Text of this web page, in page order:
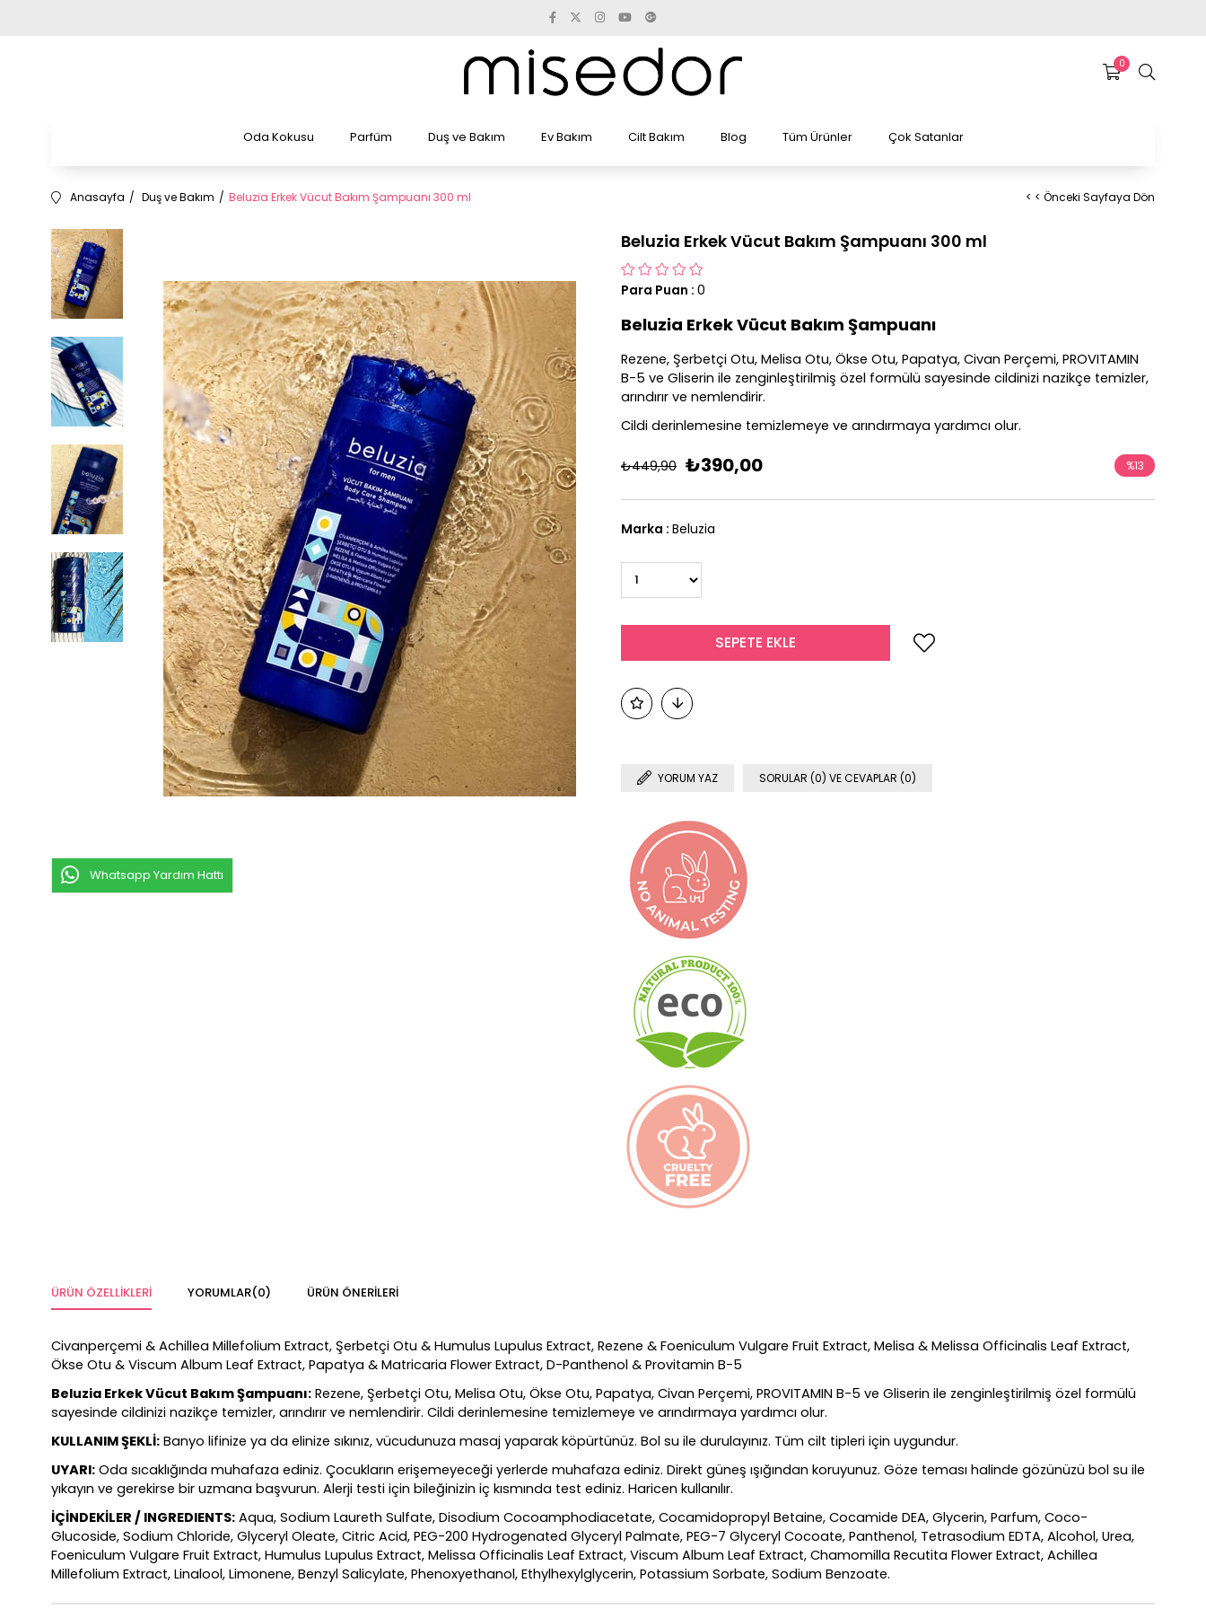
0
Oda Kokusu Parfüm Duş ve Bakım Ev Bakım Cilt Bakım Blog Tüm Ürünler Çok Satanlar
Anasayfa Duş ve Bakım Beluzia Erkek Vücut Bakım Şampuanı 300 ml < < Önceki Sayfaya Dön
Whatsapp Yardım Hattı
Beluzia Erkek Vücut Bakım Şampuanı 300 ml
Para Puan : 0
Beluzia Erkek Vücut Bakım Şampuanı
Rezene, Şerbetçi Otu, Melisa Otu, Ökse Otu, Papatya, Civan Perçemi, PROVITAMIN
B-5 ve Gliserin ile zenginleştirilmiş özel formülü sayesinde cildinizi nazikçe temizler,
arındırır ve nemlendirir.
Cildi derinlemesine temizlemeye ve arındırmaya yardımcı olur.
₺449,90 ₺390,00 %13
Marka : Beluzia
YORUM YAZ SORULAR (0) VE CEVAPLAR (0)
ÜRÜN ÖZELLIKLERI YORUMLAR(0) ÜRÜN ÖNERILERI
Civanperçemi & Achillea Millefolium Extract, Şerbetçi Otu & Humulus Lupulus Extract, Rezene & Foeniculum Vulgare Fruit Extract, Melisa & Melissa Officinalis Leaf Extract,
Ökse Otu & Viscum Album Leaf Extract, Papatya & Matricaria Flower Extract, D-Panthenol & Provitamin B-5
Beluzia Erkek Vücut Bakım Şampuanı: Rezene, Şerbetçi Otu, Melisa Otu, Ökse Otu, Papatya, Civan Perçemi, PROVITAMIN B-5 ve Gliserin ile zenginleştirilmiş özel formülü
sayesinde cildinizi nazikçe temizler, arındırır ve nemlendirir. Cildi derinlemesine temizlemeye ve arındırmaya yardımcı olur.
KULLANIM ŞEKLİ: Banyo lifinize ya da elinize sıkınız, vücudunuza masaj yaparak köpürtünüz. Bol su ile durulayınız. Tüm cilt tipleri için uygundur.
UYARI: Oda sıcaklığında muhafaza ediniz. Çocukların erişemeyeceği yerlerde muhafaza ediniz. Direkt güneş ışığından koruyunuz. Göze teması halinde gözünüzü bol su ile
yıkayın ve gerekirse bir uzmana başvurun. Alerji testi için bileğinizin iç kısmında test ediniz. Haricen kullanılır.
İÇİNDEKİLER / INGREDIENTS: Aqua, Sodium Laureth Sulfate, Disodium Cocoamphodiacetate, Cocamidopropyl Betaine, Cocamide DEA, Glycerin, Parfum, Coco-
Glucoside, Sodium Chloride, Glyceryl Oleate, Citric Acid, PEG-200 Hydrogenated Glyceryl Palmate, PEG-7 Glyceryl Cocoate, Panthenol, Tetrasodium EDTA, Alcohol, Urea,
Foeniculum Vulgare Fruit Extract, Humulus Lupulus Extract, Melissa Officinalis Leaf Extract, Viscum Album Leaf Extract, Chamomilla Recutita Flower Extract, Achillea
Millefolium Extract, Linalool, Limonene, Benzyl Salicylate, Phenoxyethanol, Ethylhexylglycerin, Potassium Sorbate, Sodium Benzoate.